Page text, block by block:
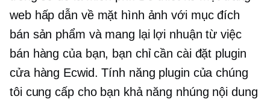
web hấp dẫn về mặt hình ảnh với mục đích
bán sản phẩm và mang lại lợi nhuận từ việc
bán hàng của bạn, bạn chỉ cần cài đặt plugin
cửa hàng Ecwid. Tính năng plugin của chúng
tôi cung cấp cho bạn khả năng nhúng nội dung